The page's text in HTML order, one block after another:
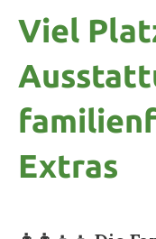
Viel
Extras